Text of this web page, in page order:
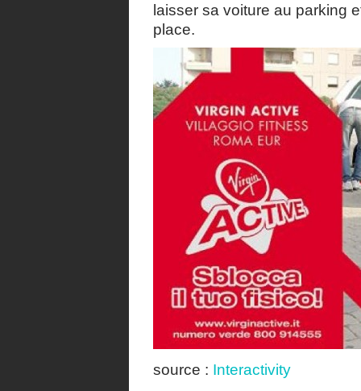
laisser sa voiture au parking
place.
source : Interactivity